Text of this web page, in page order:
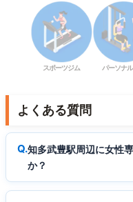
スポーツジム パーソナ
よくある質問
知多武豊駅周辺に女性
か？